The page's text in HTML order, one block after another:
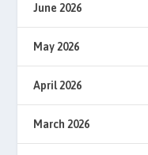
June 2026
May 2026
April 2026
March 2026